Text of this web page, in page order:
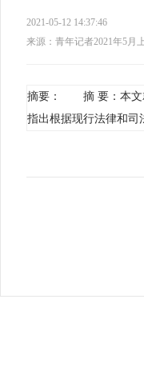
2021-05-12 14:37:46
来源：青年记者2021年5月
摘要： 摘 要：本文就
指出根据现行法律和司